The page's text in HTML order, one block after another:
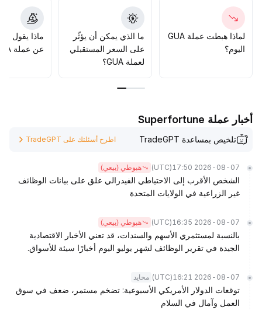
المراكز بمرونة لإدارة مخاطر تقلبات السيولة ومعنويات السوق
لماذا هبطت عملة GUA
اليوم؟
ما الذي يمكن أن يؤثّر
على السعر المستقبلي
لعملة GUA؟
ماذا يقول
عن عملة GUA؟
أخبار عملة Superfortune
تلخيص بمساعدة TradeGPT اطرح أسئلتك على TradeGPT
2026-08-07 17:50
(UTC) هبوطي (بيعي)
الشخص الأقرب إلى الاحتياطي الفيدرالي علق على بيانات الوظائف
غير الزراعية في الولايات المتحدة
2026-08-07 16:35
(UTC) هبوطي (بيعي)
بالنسبة لمستثمري الأسهم والسندات، قد تعني الأخبار الاقتصادية
الجيدة في تقرير الوظائف لشهر يوليو اليوم أخبارًا سيئة للأسواق.
2026-08-07 16:21
(UTC) محايد
توقعات الدولار الأمريكي الأسبوعية: تضخم مستمر، ضعف في سوق
العمل وآمال في السلام